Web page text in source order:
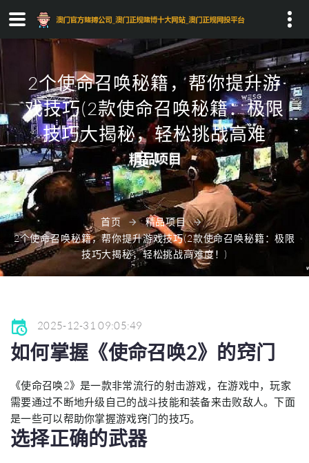
Search...
2个使命召唤秘籍，帮你提升游
戏技巧(2款使命召唤秘籍：极限
技巧大揭秘，轻松挑战高难
度！)
首页
精品项目
2个使命召唤秘籍，帮你提升游戏技巧(2款使命召唤秘籍：极限
技巧大揭秘，轻松挑战高难度！)
2025-12-31 09:05:49
如何掌握《使命召唤2》的窍门
《使命召唤2》是一款非常流行的射击游戏，在游戏中，玩家
需要通过不断地升级自己的战斗技能和装备来击败敌人。下面
是一些可以帮助你掌握游戏窍门的技巧。
选择正确的武器